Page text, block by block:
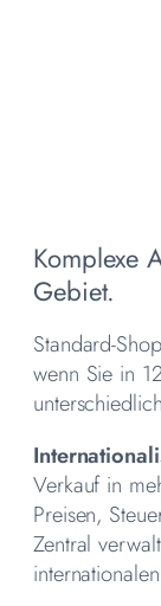
Komplexe
Gebiet.
Standard-
wenn Sie in
Verkauf in
Preisen,
Zentral